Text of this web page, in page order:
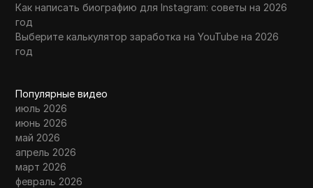
Как написать биографию для Instagram: советы на 2026
год
Выберите калькулятор заработка на YouTube на 2026
год
Популярные видео
июль 2026
июнь 2026
май 2026
апрель 2026
март 2026
февраль 2026